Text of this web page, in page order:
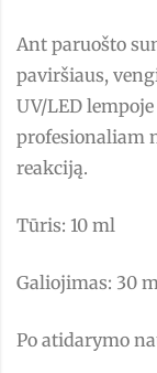
Ant paruošto
paviršiaus,
UV/LED
profesionaliam
reakciją.
Tūris: 10 ml
Galiojimas: 30
Po atidarymo